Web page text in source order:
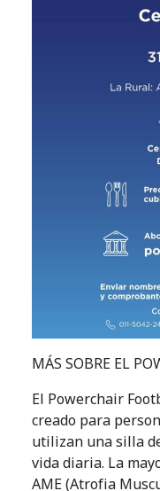
MÁS SOBRE EL
El Powerchair
creado para
utilizan una silla
vida diaria. La
AME (Atrofia